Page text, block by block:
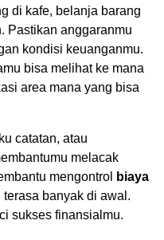
di kafe, belanja barang
Pastikan anggaranmu
kondisi keuanganmu.
bisa melihat ke mana
area mana yang bisa
catatan, atau
melacak
mengontrol
biaya
banyak di awal.
sukses finansialmu.